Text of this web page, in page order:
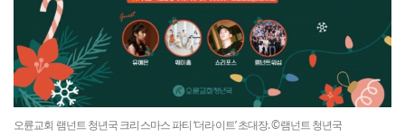
오륜교회 램넌트 청년국 크리스마스 파티 ‘더라이트’ 초대장. ©램넌트 청년국